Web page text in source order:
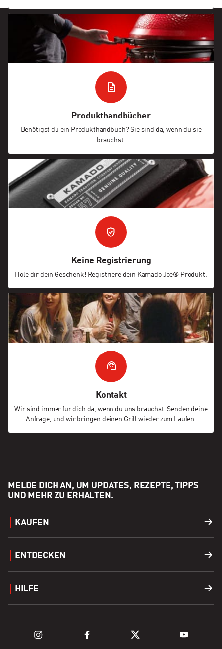
Produkthandbücher
Benötigst du ein Produkthandbuch? Sie sind da, wenn du sie
brauchst.
Keine Registrierung
Hole dir dein Geschenk! Registriere dein Kamado Joe® Produkt.
Kontakt
Wir sind immer für dich da, wenn du uns brauchst. Senden deine
Anfrage, und wir bringen deinen Grill wieder zum Laufen.
MELDE DICH AN, UM UPDATES, REZEPTE, TIPPS
UND MEHR ZU ERHALTEN.
KAUFEN
Brennstoff
ENTDECKEN
Kamado Series Entdecken
HILFE